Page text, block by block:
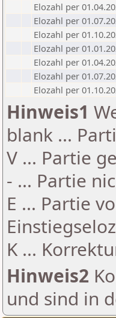
Elozahl per
Elozahl per
Elozahl per
Elozahl per
Elozahl per
Elozahl per
Elozahl per
Hinweis1
blank ...
V ... Partie
- ... Partie
E ... Partie
K ...
Hinweis2
und sind in